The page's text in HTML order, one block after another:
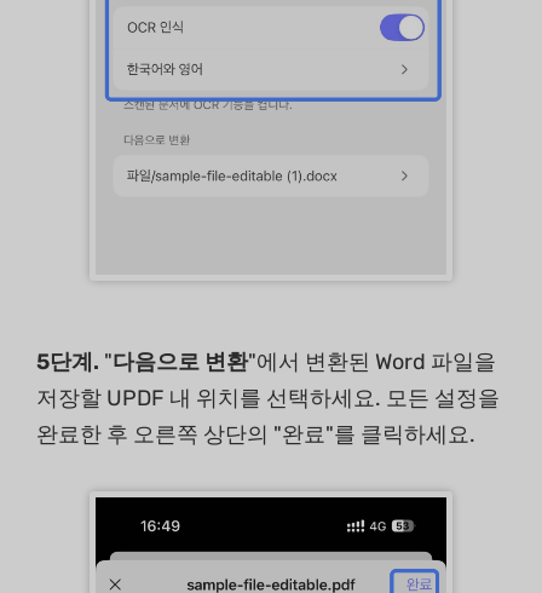
5단계. "다음으로 변환"에서 변환된 Word 파일을
저장할 UPDF 내 위치를 선택하세요. 모든 설정을
완료한 후 오른쪽 상단의 "완료"를 클릭하세요.